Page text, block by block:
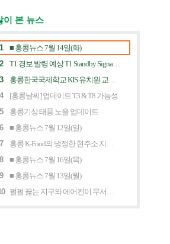
본 뉴스
1
■ 홍콩뉴스 7월 14일(화)
2
3
4
[홍콩날씨] 업데이트 T3 & T8 가능성
5
홍콩기상 태풍 노을 업데이트
6
■ 홍콩뉴스 7월 12일(일)
7
8
■ 홍콩뉴스 7월 16일(목)
9
■ 홍콩뉴스 7월 13일(월)